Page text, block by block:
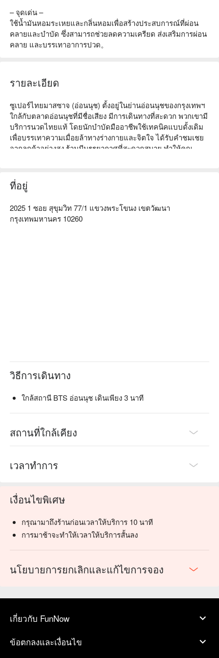
– จุดเด่น –
ใช้น้ำมันหอมระเหยและกลิ่นหอมเพื่อสร้างประสบการณ์ที่ผ่อน
คลายและบำบัด ซึ่งสามารถช่วยลดความเครียด ส่งเสริมการผ่อน
คลาย และบรรเทาอาการปวด。
รายละเอียด
ซูเปอร์ไทยมาสซาจ (อ่อนนุช) ตั้งอยู่ในย่านอ่อนนุชของกรุงเทพฯ
ใกล้กับตลาดอ่อนนุชที่มีชื่อเสียง มีการเดินทางที่สะดวก พวกเขามี
บริการนวดไทยแท้ โดยนักบำบัดมืออาชีพใช้เทคนิคแบบดั้งเดิม
เพื่อบรรเทาความเมื่อยล้าทางร่างกายและจิตใจ ได้รับคำชมเชย
จากลูกค้าอย่างสูง ร้านมีบรรยากาศที่สะดวกสบาย ทำให้คุณ
แค่ต้องการผ่อนคลาย ซูเปอร์ไทยมาสซาจเป็นตัวเลือกที่เหมาะสม
จองผ่านฟันนาวเพื่อรับส่วนลด!
ที่อยู่
2025 1 ซอย สุขุมวิท 77/1 แขวงพระโขนง เขตวัฒนา
กรุงเทพมหานคร 10260
วิธีการเดินทาง
ใกล้สถานี BTS อ่อนนุช เดินเพียง 3 นาที
สถานที่ใกล้เคียง
เวลาทำการ
เงื่อนไขพิเศษ
กรุณามาถึงร้านก่อนเวลาให้บริการ 10 นาที
การมาช้าจะทำให้เวลาให้บริการสั้นลง
นโยบายการยกเลิกและแก้ไขการจอง
เกี่ยวกับ FunNow
ข้อตกลงและเงื่อนไข